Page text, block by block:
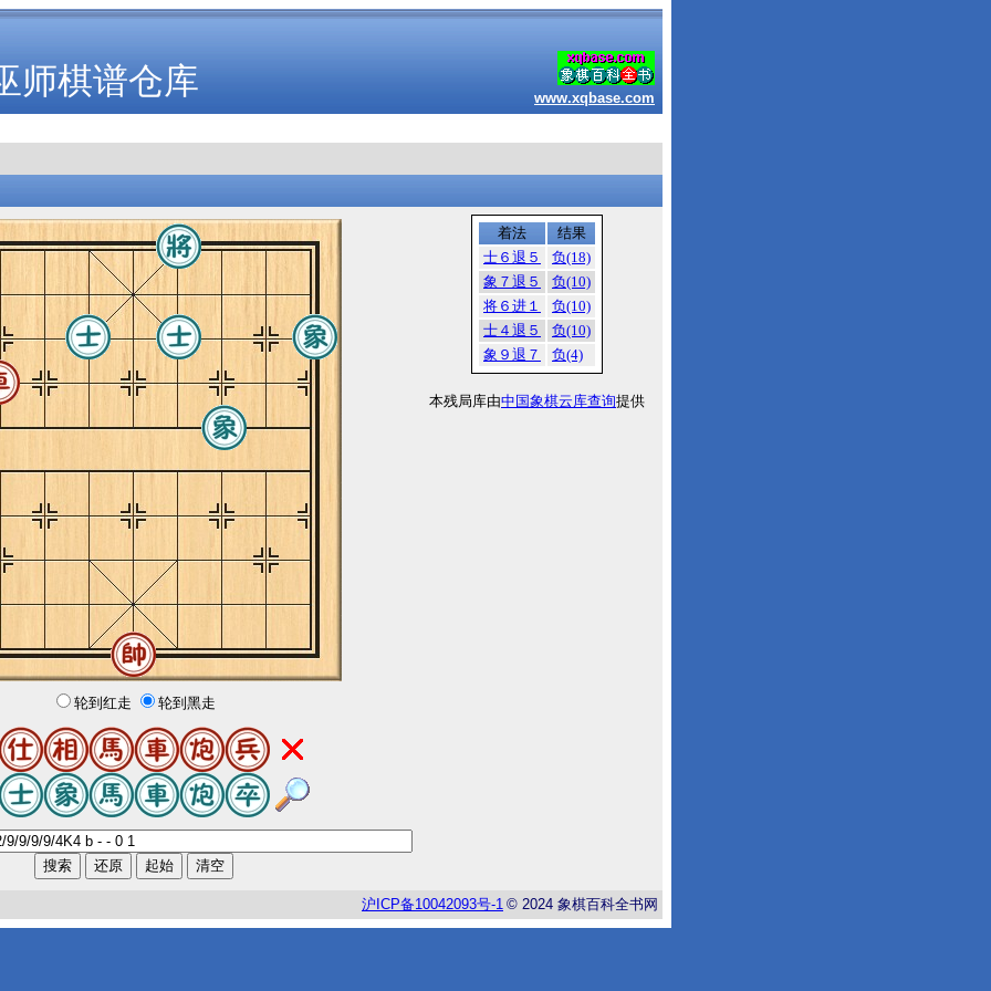
师棋谱仓库 www.xqbase.com
轮到红走 轮到黑走
着法
结果
士６退５
负(18)
象７退５
负(10)
将６进１
负(10)
士４退５
负(10)
象９退７
负(4)
本残局库由中国象棋云库查询提供
沪 ICP备10042093号-1 © 2024 象棋百科全书网